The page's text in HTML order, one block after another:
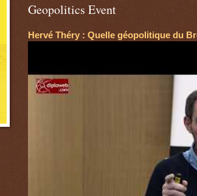
Geopolitics Event
Hervé Théry : Quelle géopolitique du